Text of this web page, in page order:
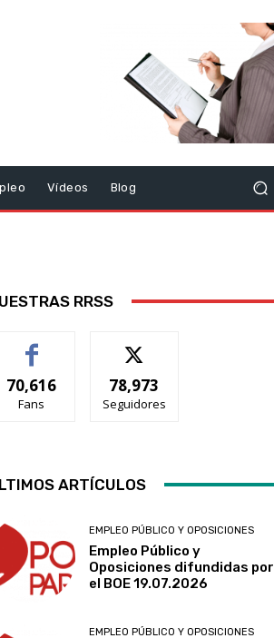
Vídeos Blog
RRSS
70,616
Fans
78,973
Seguidores
ARTÍCULOS
EMPLEO PÚBLICO Y OPOSICIONES
Empleo Público y
Oposiciones difundidas por
el BOE 19.07.2026
EMPLEO PÚBLICO Y OPOSICIONES